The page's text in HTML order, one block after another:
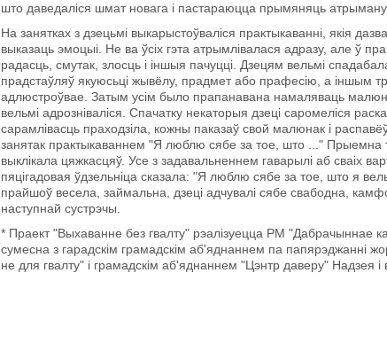
што даведаліся шмат новага і пастараюцца прымяняць
На занятках з дзецьмі выкарыстоўваліся практыкаванні, якія
выказаць эмоцыі. Не ва ўсіх гэта атрымлівалася адразу, але ў
радасць, смутак, злосць і іншыя пачуцці. Дзецям вельмі
прадстаўляў якуюсьці жывёлу, прадмет або прафесію, а іншым
адлюстроўвае. Затым усім было прапанавана намаляваць
вельмі адрозніваліся. Спачатку некаторыя дзеці саромеліся
сарамлівасць праходзіла, кожны паказаў свой малюнак і
занятак практыкаваннем "Я люблю сябе за тое, што ..." Прыемна
выклікала цяжкасцяў. Усе з задавальненнем гаварылі аб сваіх
пяцігадовая ўдзельніца сказала: "Я люблю сябе за тое, што я
прайшоў весела, займальна, дзеці адчувалі сябе свабодна,
наступнай сустрэчы.
* Праект "Выхаванне без гвалту" рэалізуецца РМ "Дабрачыннае
сумесна з гарадскім грамадскім аб'яднаннем па папярэджанні
не для гвалту" і грамадскім аб'яднаннем "Цэнтр даверу" Надзея і